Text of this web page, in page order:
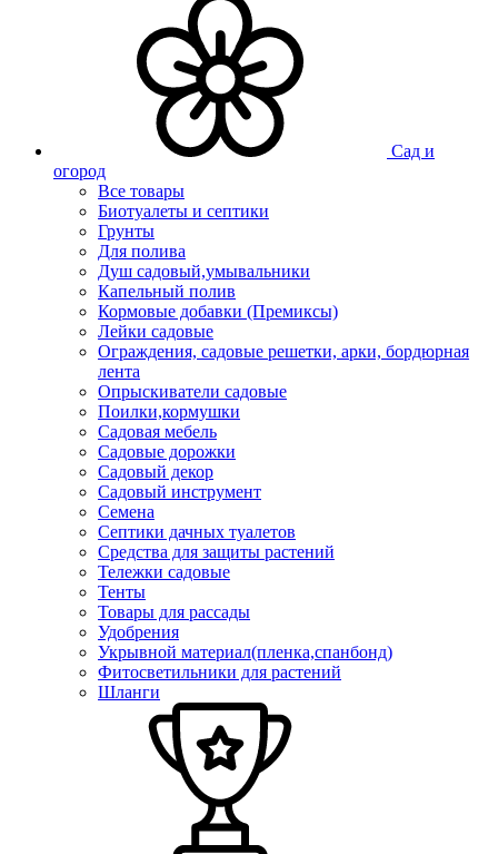
Сад и
огород
Все товары
Биотуалеты и септики
Грунты
Для полива
Душ садовый,умывальники
Капельный полив
Кормовые добавки (Премиксы)
Лейки садовые
Ограждения, садовые решетки, арки, бордюрная
лента
Опрыскиватели садовые
Поилки,кормушки
Садовая мебель
Садовые дорожки
Садовый декор
Садовый инструмент
Семена
Септики дачных туалетов
Средства для защиты растений
Тележки садовые
Тенты
Товары для рассады
Удобрения
Укрывной материал(пленка,спанбонд)
Фитосветильники для растений
Шланги